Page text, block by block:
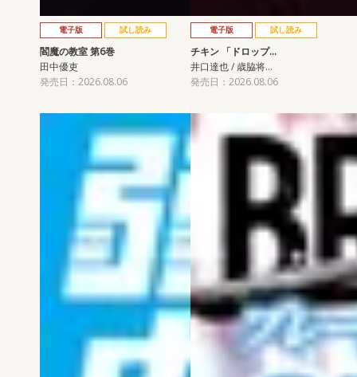
電子版 試し読み
閻魔の教室 第6巻
田中優吏
発売日：2026.08.06
電子版 試し読み
チキン 「ドロップ…
井口達也 / 歳脇将…
発売日：2026.08.06